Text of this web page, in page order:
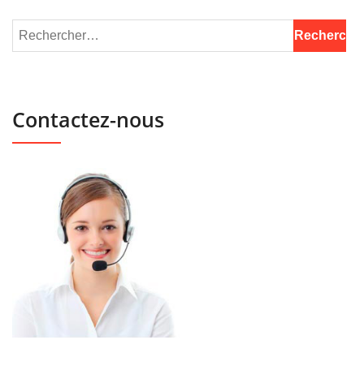
Contactez-nous